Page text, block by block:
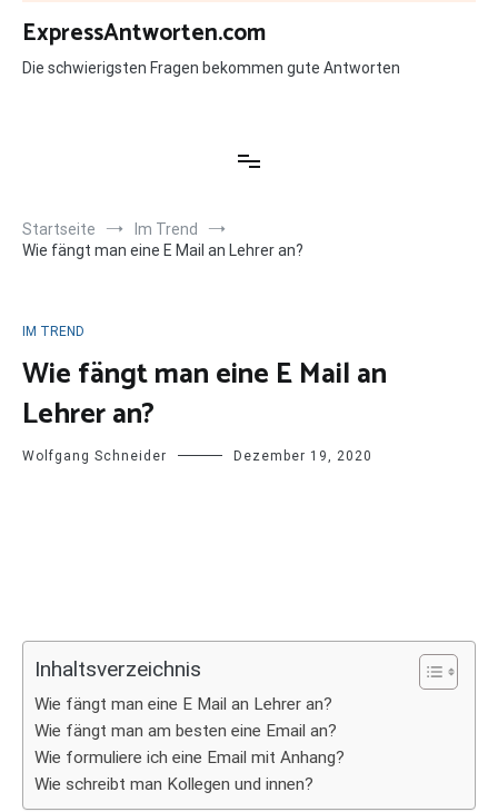
Zum
Inhalt
springen
ExpressAntworten.com
Die schwierigsten Fragen bekommen gute Antworten
Startseite
Im Trend
Wie fängt man eine E Mail an Lehrer an?
IM TREND
Wie fängt man eine E Mail an
Lehrer an?
Wolfgang Schneider Dezember 19, 2020
Inhaltsverzeichnis
Wie fängt man eine E Mail an Lehrer an?
Wie fängt man am besten eine Email an?
Wie formuliere ich eine Email mit Anhang?
Wie schreibt man Kollegen und innen?